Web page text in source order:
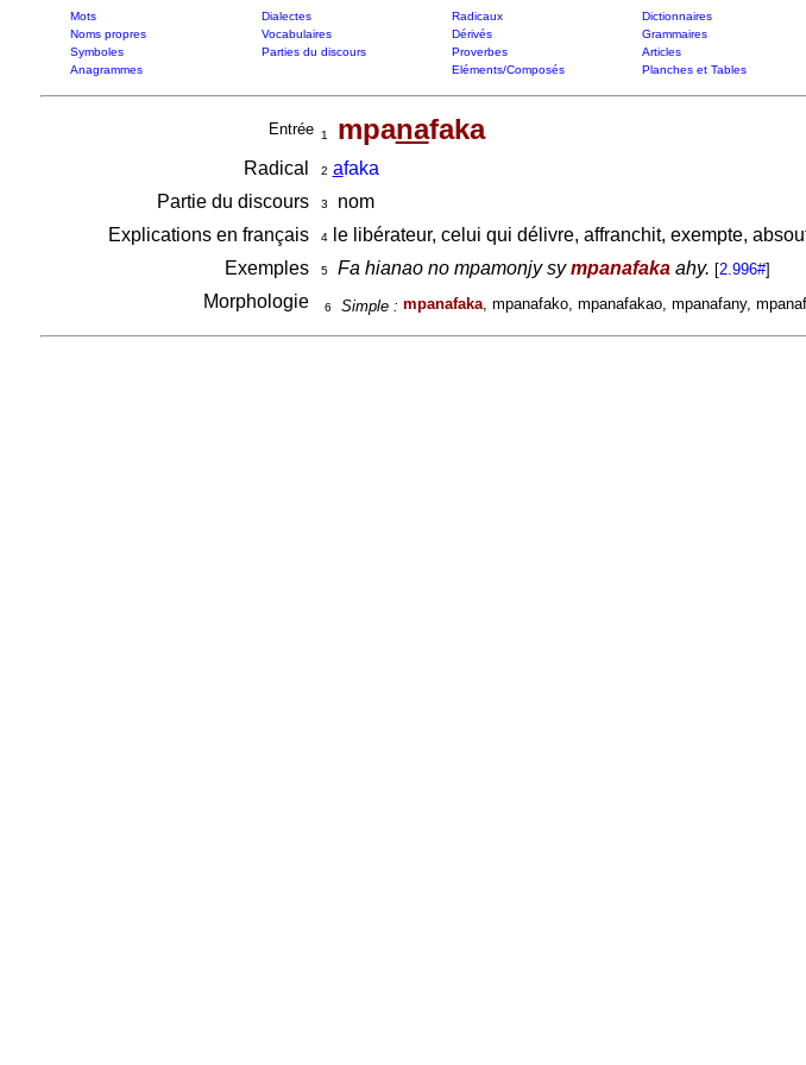
Mots Dialectes Radicaux Dictionnaires
Noms propres
Vocabulaires Dérivés Grammaires
Symboles
Parties du discours Proverbes Articles
Anagrammes
Eléments/Composés Planches et Tables
Entrée 1 mpanafaka
Radical 2 afaka
Partie du discours
3
nom
Explications en français
4le libérateur, celui qui délivre, affranchit, exempte,
Exemples 5 Fa hianao no mpamonjy sympanafakaahy. [2.996#]
Morphologie 6 Simple : mpanafaka, mpanafako, mpanafakao, mpanafany,